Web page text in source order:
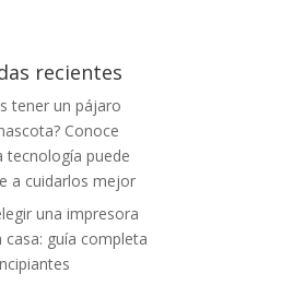
recientes
tener un pájaro
Conoce
tecnología puede
a cuidarlos mejor
una impresora
casa: guía completa